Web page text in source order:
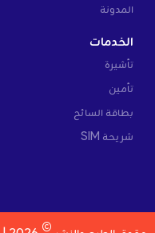
المدونة
الخدمات
تأشيرة
تأمين
بطاقة السائح
شريحة SIM